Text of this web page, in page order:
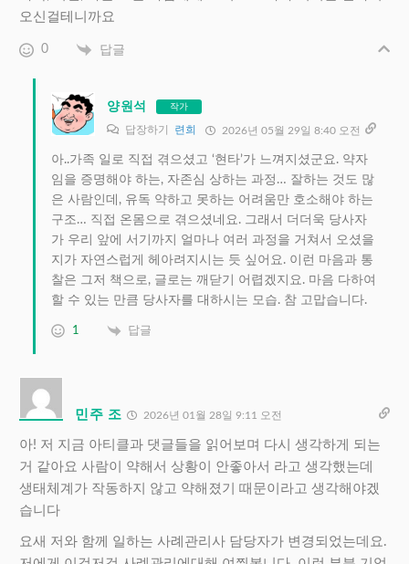
오신걸테니까요
0 답글
양원석 작가
답장하기 련희 2026년 05월 29일 8:40 오전
아..가족 일로 직접 겪으셨고 ‘현타’가 느껴지셨군요. 약자
임을 증명해야 하는, 자존심 상하는 과정… 잘하는 것도 많
은 사람인데, 유독 약하고 못하는 어려움만 호소해야 하는
구조… 직접 온몸으로 겪으셨네요. 그래서 더더욱 당사자
가 우리 앞에 서기까지 얼마나 여러 과정을 거쳐서 오셨을
지가 자연스럽게 헤아려지시는 듯 싶어요. 이런 마음과 통
찰은 그저 책으로, 글로는 깨닫기 어렵겠지요. 마음 다하여
할 수 있는 만큼 당사자를 대하시는 모습. 참 고맙습니다.
1 답글
민주 조 2026년 01월 28일 9:11 오전
아! 저 지금 아티클과 댓글들을 읽어보며 다시 생각하게 되는
거 같아요 사람이 약해서 상황이 안좋아서 라고 생각했는데
생태체계가 작동하지 않고 약해졌기 때문이라고 생각해야겠
습니다
요새 저와 함께 일하는 사례관리사 담당자가 변경되었는데요.